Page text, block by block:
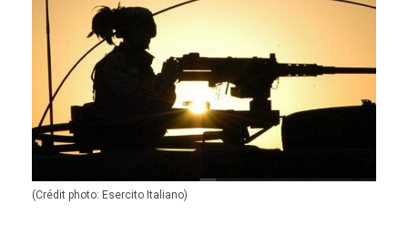
(Crédit photo: Esercito Italiano)